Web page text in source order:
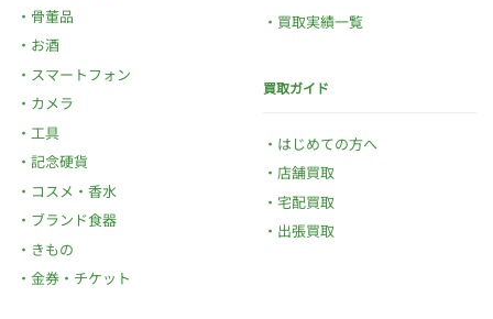
骨董品
お酒
スマートフォン
カメラ
工具
記念硬貨
コスメ・香水
ブランド食器
きもの
金券・チケット
買取実績一覧
買取ガイド
はじめての方へ
店舗買取
宅配買取
出張買取